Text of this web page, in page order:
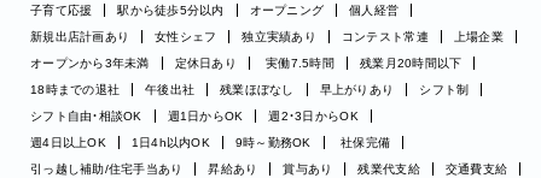
子育て応援 駅から徒歩5分以内 オープニング
個人経営
新規出店計画あり
女性シェフ 独立実績あり コンテスト常連
上場企業
オープンから3年未満
定休日あり 実働7.5時間
残業月20時間以下
18時までの退社
午後出社 残業ほぼなし 早上がりあり
シフト制
シフト自由・相談OK
週1日からOK
週2・3日からOK
週4日以上OK
1日4h以内OK 9時～勤務OK
社保完備
引っ越し補助/住宅手当あり
昇給あり 賞与あり 残業代支給
交通費支給